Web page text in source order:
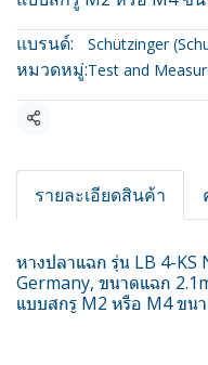
แบรนด์:
Schützinger
หมวดหมู่:Test and
แชร์
รายละเอียดสินค้า
หางปลาแฉก รุ่น LB 4-
Germany, ขนาดแฉก
แบบสกรู M2 หรือ M4 ขน